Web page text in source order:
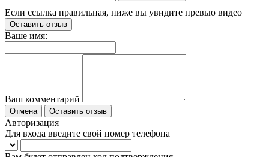
Если ссылка правильная, ниже вы увидите превью видео
Оставить отзыв
Ваше имя:
Ваш комментарий
Отмена Оставить отзыв
Авторизация
Для входа введите свой номер телефона